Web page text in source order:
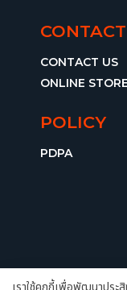
CONTACT
CONTACT US
ONLINE STORE
POLICY
PDPA